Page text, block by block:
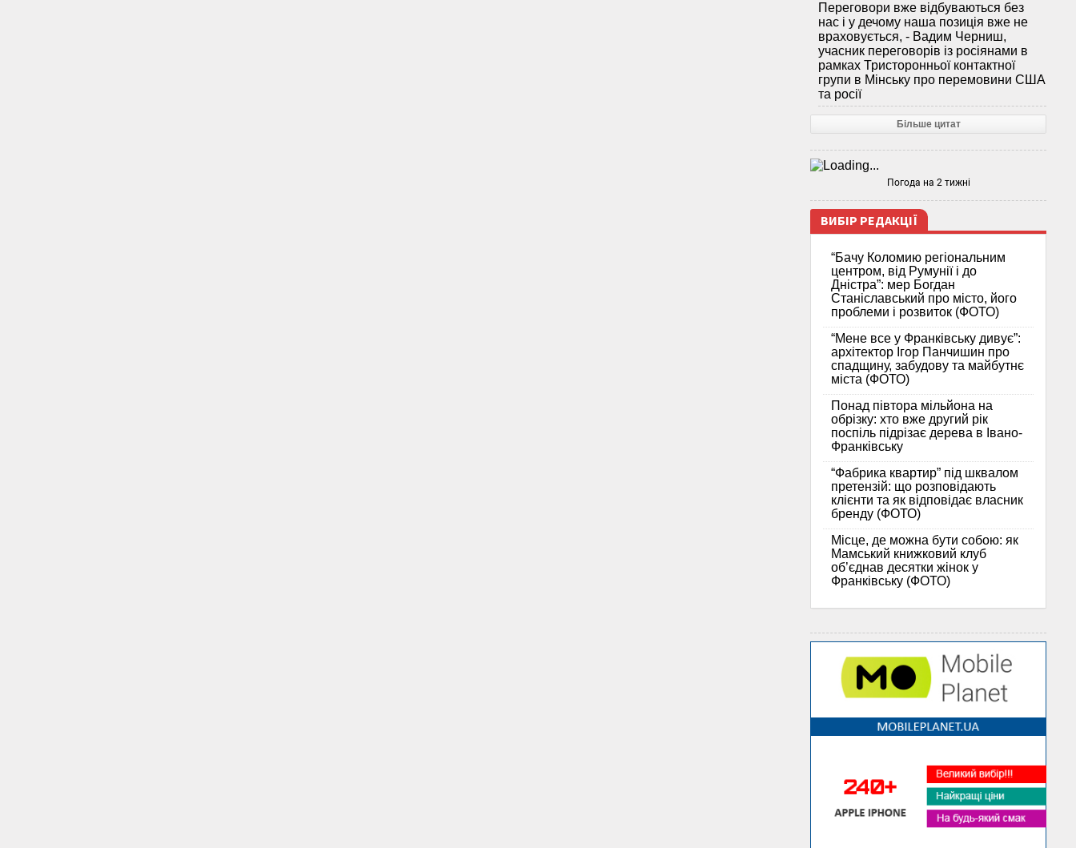
Переговори вже відбуваються без
нас і у дечому наша позиція вже не
враховується, - Вадим Черниш,
учасник переговорів із росіянами в
рамках Тристоронньої контактної
групи в Мінську про перемовини США
та росії
Більше цитат
Погода на 2 тижні
ВИБІР РЕДАКЦІЇ
“Бачу Коломию регіональним
центром, від Румунії і до
Дністра”: мер Богдан
Станіславський про місто, його
проблеми і розвиток (ФОТО)
“Мене все у Франківську дивує”:
архітектор Ігор Панчишин про
спадщину, забудову та майбутнє
міста (ФОТО)
Понад півтора мільйона на
обрізку: хто вже другий рік
поспіль підрізає дерева в Івано-
Франківську
“Фабрика квартир” під шквалом
претензій: що розповідають
клієнти та як відповідає власник
бренду (ФОТО)
Місце, де можна бути собою: як
Мамський книжковий клуб
об’єднав десятки жінок у
Франківську (ФОТО)